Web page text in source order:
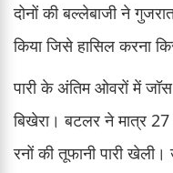
दोनों की बल्लेबाजी ने
किया जिसे हासिल करना
पारी के अंतिम ओवरों में
बिखेरा। बटलर ने मात्र 27
रनों की तूफानी पारी